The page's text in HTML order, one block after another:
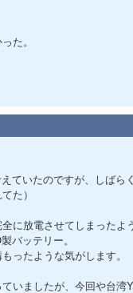
た。
ていたのですが、しば
た）
に放電させてしまったよ
バッテリー。
ったような気がします。
いましたが、今回や台湾